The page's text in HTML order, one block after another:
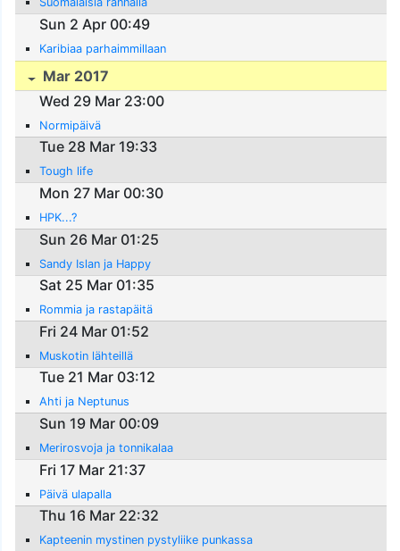
Sun 2 Apr 00:49
Karibiaa parhaimmillaan
Mar 2017
Wed 29 Mar 23:00
Normipäivä
Tue 28 Mar 19:33
Tough life
Mon 27 Mar 00:30
HPK...?
Sun 26 Mar 01:25
Sandy Islan ja Happy
Sat 25 Mar 01:35
Rommia ja rastapäitä
Fri 24 Mar 01:52
Muskotin lähteillä
Tue 21 Mar 03:12
Ahti ja Neptunus
Sun 19 Mar 00:09
Merirosvoja ja tonnikalaa
Fri 17 Mar 21:37
Päivä ulapalla
Thu 16 Mar 22:32
Kapteenin mystinen pystyliike punkassa